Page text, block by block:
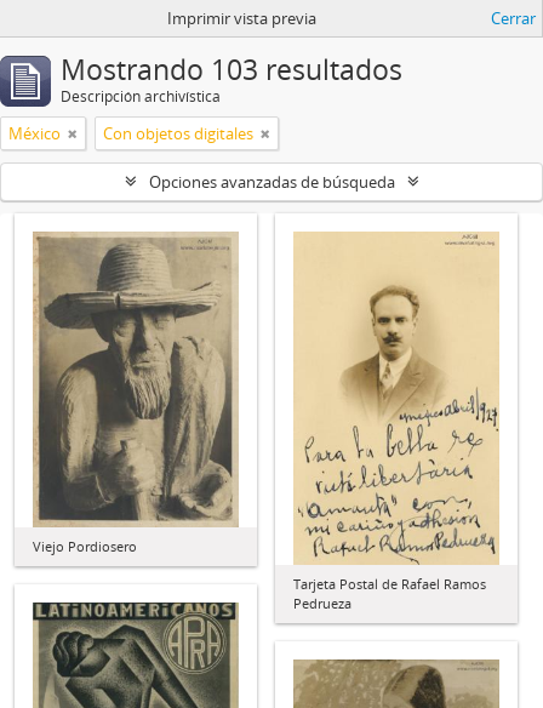
Imprimir vista previa Cerrar
Mostrando 103 resultados
Descripción archivística
México Con objetos digitales
Opciones avanzadas de búsqueda
Viejo Pordiosero
Tarjeta Postal de Rafael Ramos
Pedrueza